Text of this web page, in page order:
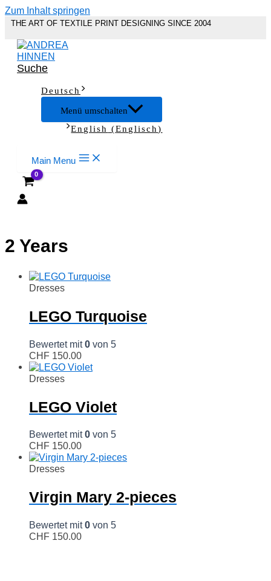
Zum Inhalt springen
THE ART OF TEXTILE PRINT DESIGNING SINCE 2004
Suche
Deutsch
Menü umschalten
English (Englisch)
Main Menu
2 Years
Dresses
LEGO Turquoise
Bewertet mit0 von 5
CHF 150.00
Dresses
LEGO Violet
Bewertet mit0 von 5
CHF 150.00
Dresses
Virgin Mary 2-pieces
Bewertet mit0 von 5
CHF 150.00